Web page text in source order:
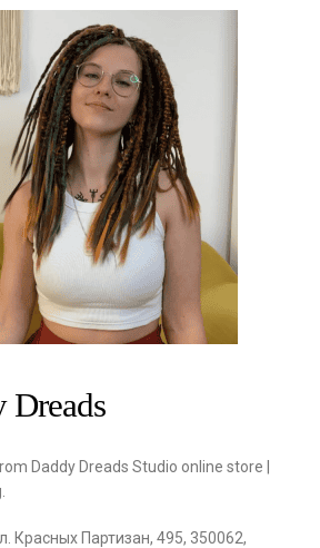
Daddy Dreads Studio online store |
Красных Партизан, 495, 350062,